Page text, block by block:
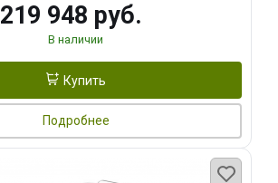
219 948 руб.
В наличии
Купить
Подробнее